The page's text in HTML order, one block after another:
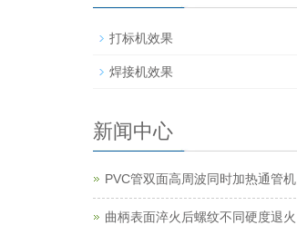
打标机效果
焊接机效果
新闻中心
PVC管双面高周波同时加热通管机
曲柄表面淬火后螺纹不同硬度退火